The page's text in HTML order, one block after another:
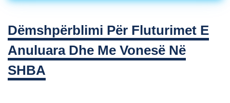
Dëmshpërblimi Për Fluturimet E
Anuluara Dhe Me Vonesë Në
SHBA